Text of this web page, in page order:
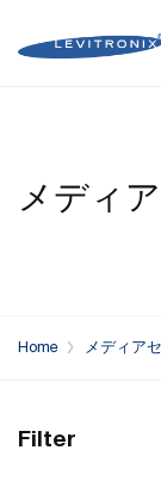
メディ
Home メディア
Filter